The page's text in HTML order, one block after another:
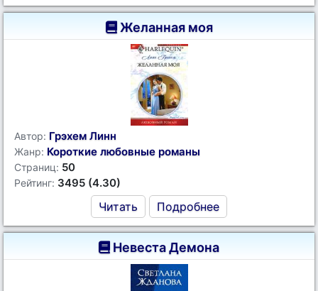
Желанная моя
Автор: Грэхем Линн
Жанр: Короткие любовные романы
Страниц: 50
Рейтинг: 3495 (4.30)
Читать Подробнее
Невеста Демона